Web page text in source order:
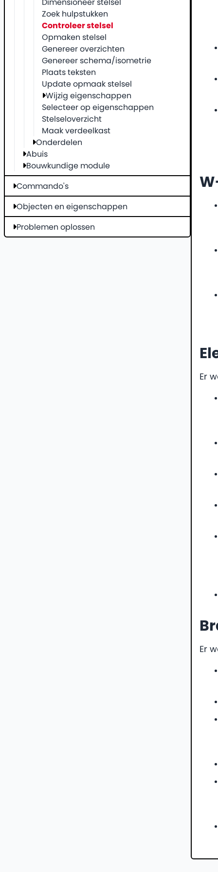
Dimensioneer stelsel
Zoek hulpstukken
Controleer stelsel
Opmaken stelsel
Genereer overzichten
Genereer schema/isometrie
Plaats teksten
Update opmaak stelsel
Wijzig eigenschappen
Selecteer op eigenschappen
Stelseloverzicht
Maak verdeelkast
Onderdelen
Abuis
Bouwkundige module
Commando's
Objecten en eigenschappen
Problemen oplossen
Er
Er